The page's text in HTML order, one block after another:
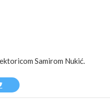
Samirom Nukić.